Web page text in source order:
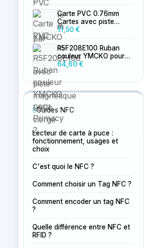
Carte PVC 0.76mm
Cartes avec piste
magnétique LoCo
vierge
11,50 €
R5F208E100 Ruban
couleur YMCKO pour
Primacy 2
64,60 €
Guides NFC
Lecteur de carte à puce :
fonctionnement, usages et
choix
C'est quoi le NFC ?
Comment choisir un Tag NFC ?
Comment encoder un tag NFC
?
Quelle différence entre NFC et
RFID ?